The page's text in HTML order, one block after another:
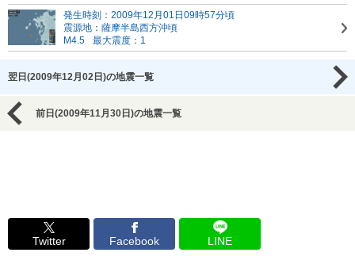
発生時刻：2009年12月01日09時57分頃
震源地：薩摩半島西方沖頃
M4.5
最大震度：1
翌日(2009年12月02日)の地震一覧
前日(2009年11月30日)の地震一覧
Twitter Facebook LINE